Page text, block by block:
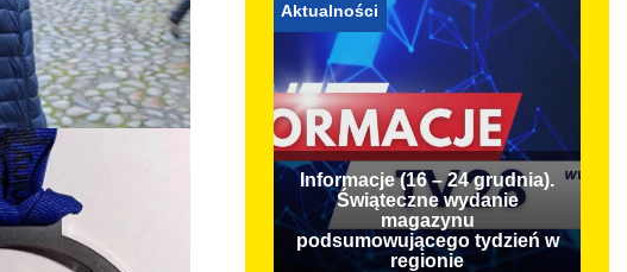
Aktualności
Informacje (16 – 24 grudnia).
Świąteczne wydanie
magazynu
podsumowującego tydzień w
regionie